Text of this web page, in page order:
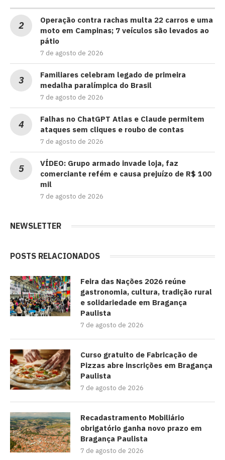
Operação contra rachas multa 22 carros e uma
moto em Campinas; 7 veículos são levados ao
pátio
7 de agosto de 2026
Familiares celebram legado de primeira
medalha paralímpica do Brasil
7 de agosto de 2026
Falhas no ChatGPT Atlas e Claude permitem
ataques sem cliques e roubo de contas
7 de agosto de 2026
VÍDEO: Grupo armado invade loja, faz
comerciante refém e causa prejuízo de R$ 100
mil
7 de agosto de 2026
NEWSLETTER
POSTS RELACIONADOS
Feira das Nações 2026 reúne
gastronomia, cultura, tradição rural
e solidariedade em Bragança
Paulista
7 de agosto de 2026
Curso gratuito de Fabricação de
Pizzas abre inscrições em Bragança
Paulista
7 de agosto de 2026
Recadastramento Mobiliário
obrigatório ganha novo prazo em
Bragança Paulista
7 de agosto de 2026